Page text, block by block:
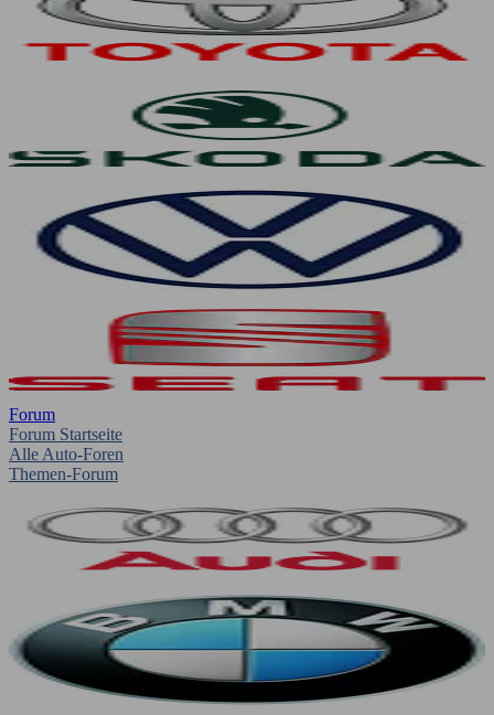
Forum
Forum Startseite
Alle Auto-Foren
Themen-Forum